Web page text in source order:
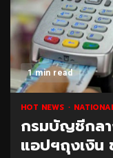
1 min read
HOT NEWS
กรมบัญชีกลา
แอปฯถุงเงิน